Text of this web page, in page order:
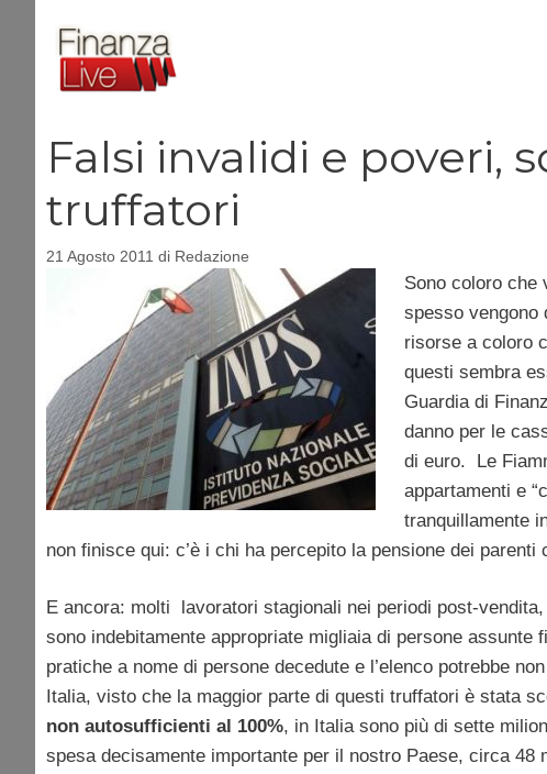
contenuto
Falsi invalidi e poveri,
truffatori
21 Agosto 2011 di Redazione
Sono coloro che
spesso vengono
risorse a coloro
questi sembra
Guardia di
danno per le
di euro. Le
appartamenti e
tranquillamente
non finisce qui: c’è i chi ha percepito la pensione dei
E ancora: molti lavoratori stagionali nei periodi post-
sono indebitamente appropriate migliaia di persone
pratiche a nome di persone decedute e l’elenco potrebbe
Italia, visto che la maggior parte di questi truffatori è stata
non autosufficienti al 100%, in Italia sono più di sette
spesa decisamente importante per il nostro Paese, circa